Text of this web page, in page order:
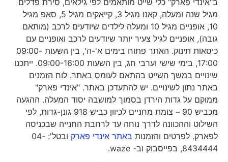
ב"אינדי פארק" כלי שייט מותאמים לפי גילאים, סירת פדלים
מגיל שנה ומעלה, קאנו מגיל 3, קייאקים מגיל 5, סאפ מגיל
10, אופניים מגיל 10 ומעלה לילדים שיודעים לרכב (מותאם
גובה), אופניים לגיל צעיר יותר שיודעים לרכב ואופניים עם
כיסאות תינוק. האתר פתוח בימים א'-ה', בין השעות 09:00-
17:00, בימי שישי וערבי חג, בין השעות 09:00-16:00. ייתכנו
שינויים במשך השייט בהתאם לעומס באתר. לוח הזמנים
באתר נתון לשינויים. יש להתעדכן באתר. "אינדי פארק"
ממוקם על גדות הירדן בסמוך למושבה יסוד המעלה. ההגעה
מכביש 90 – צומת מחניים לכיוון כביש 918 גונן-גדות, לפי
השילוט וההכוונה לדרך נוחה עד לרחבת החנייה שבכניסה
לפארק. לפרטים והזמנותבאתר אינדי פארק
ובטל': 04-
8434444, בפייסבוק וב- waze.